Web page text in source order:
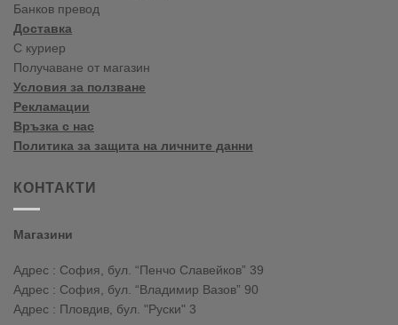
Банков превод
Доставка
С куриер
Получаване от магазин
Условия за ползване
Рекламации
Връзка с нас
Политика за защита на личните данни
КОНТАКТИ
Магазини
Адрес : София, бул. “Пенчо Славейков” 39
Адрес : София, бул. “Владимир Вазов” 90
Адрес : Пловдив, бул. "Руски" 3